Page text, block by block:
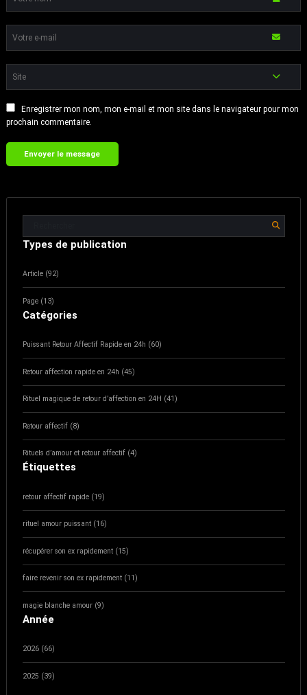
Enregistrer mon nom, mon e-mail et mon site dans le navigateur pour mon
prochain commentaire.
Types de publication
Article (92)
Page (13)
Catégories
Puissant Retour Affectif Rapide en 24h (60)
Retour affection rapide en 24h (45)
Rituel magique de retour d’affection en 24H (41)
Retour affectif (8)
Rituels d’amour et retour affectif (4)
Étiquettes
retour affectif rapide (19)
rituel amour puissant (16)
récupérer son ex rapidement (15)
faire revenir son ex rapidement (11)
magie blanche amour (9)
Année
2026 (66)
2025 (39)